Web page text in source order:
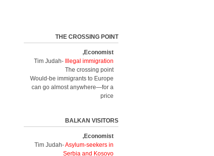
THE CROSSING POINT
Economist,
Tim Judah-
Illegal immigration
The crossing point
Would-be immigrants to Europe
can go almost anywhere—for a
price
BALKAN VISITORS
Economist,
Tim Judah-Asylum-seekers in
Serbia and Kosovo